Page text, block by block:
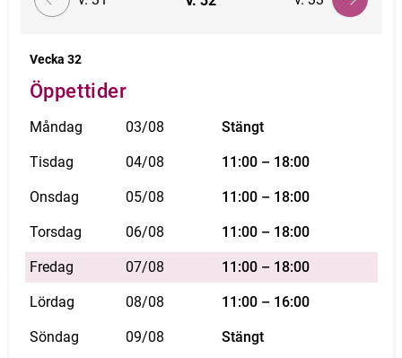
Vecka 32
Öppettider
Måndag 03/08 Stängt
Tisdag 04/08 11:00 – 18:00
Onsdag 05/08 11:00 – 18:00
Torsdag 06/08 11:00 – 18:00
Fredag 07/08 11:00 – 18:00
Lördag 08/08 11:00 – 16:00
Söndag 09/08 Stängt